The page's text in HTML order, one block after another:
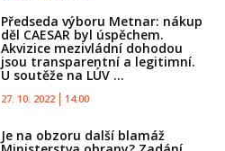
Předseda výboru Metnar: nákup
děl CAESAR byl úspěchem.
Akvizice mezivládní dohodou
jsou transparentní a legitimní.
U soutěže na LÚV ...
27. 10. 2022 14:00
Je na obzoru další blamáž